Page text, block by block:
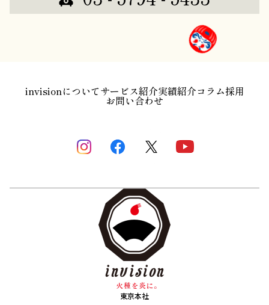
invisionについてサービス紹介実績紹介コラム採用
お問い合わせ
東京本社